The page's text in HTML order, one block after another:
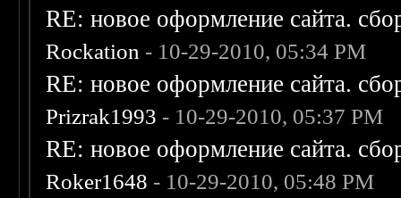
RE: новое оформление сайта.
Rockation - 10-29-2010, 05:34 PM
RE: новое оформление сайта.
Prizrak1993 - 10-29-2010, 05:37 PM
RE: новое оформление сайта.
Roker1648 - 10-29-2010, 05:48 PM